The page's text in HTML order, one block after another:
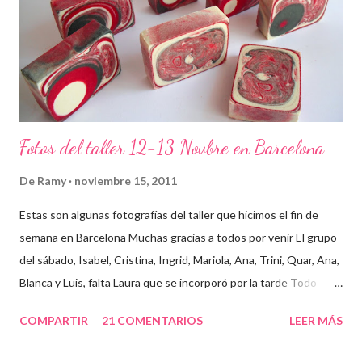
Fotos del taller 12-13 Novbre en Barcelona
De Ramy noviembre 15, 2011
Estas son algunas fotografías del taller que hicimos el fin de
semana en Barcelona Muchas gracias a todos por venir El grupo
del sábado, Isabel, Cristina, Ingrid, Mariola, Ana, Trini, Quar, Ana,
Blanca y Luis, falta Laura que se incorporó por la tarde Todo
primero un poco de teórica para tener claro lo que tenemos que
COMPARTIR 21 COMENTARIOS LEER MÁS